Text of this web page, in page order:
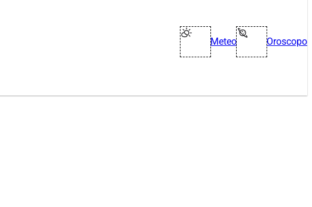
Meteo Oroscopo